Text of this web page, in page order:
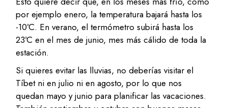
por ejemplo enero, la temperatura bajará hasta los
-10ºC. En verano, el termómetro subirá hasta los
23ºC en el mes de junio, mes más cálido de toda la
estación.
Si quieres evitar las lluvias, no deberías visitar el
Tíbet ni en julio ni en agosto, por lo que nos
quedan mayo y junio para planificar las vacaciones.